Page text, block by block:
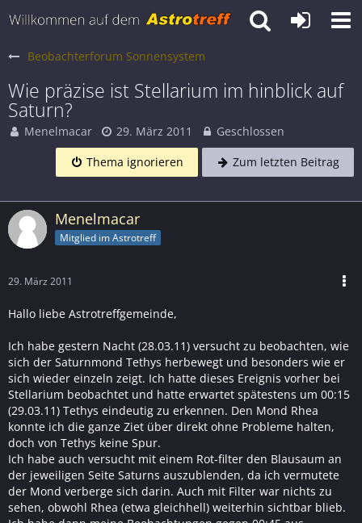
Beobachterforum Sonnensystem
Wie präzise ist Stellarium im hinblick auf
Saturn?
Menelmacar 29. März 2011
Geschlossen
Thema ignorieren
Zum letzten Beitrag
Menelmacar
Mitglied im Astrotreff
29. März 2011
Hallo liebe Astrotreffgemeinde,
Ich habe gestern Nacht (28.03.11) versucht zu beobachten, wie
sich der Saturnmond Tethys herbewegt und besonders wie er
sich wieder einzeln zeigt. Ich hatte dieses Ereignis vorher bei
Stellarium beobachtet und hatte erwartet spätestens um 00:15
(29.03.11) Tethys eindeutig zu erkennen. Den Mond Rhea
konnte ich die ganze Ziet über direkt ohne Probleme halten,
doch von Tethys keine Spur.
Ich habe auch versucht mit einem Rot-filter den Blausaum an
der jeweiligen Seite Saturns auszublenden, da ich vermutete
der Mond verberge sich darin. Auch mit Filter war nichts zu
sehen, obwohl Rhea (etwa gleichhell) weiterhin sichtbar blieb.